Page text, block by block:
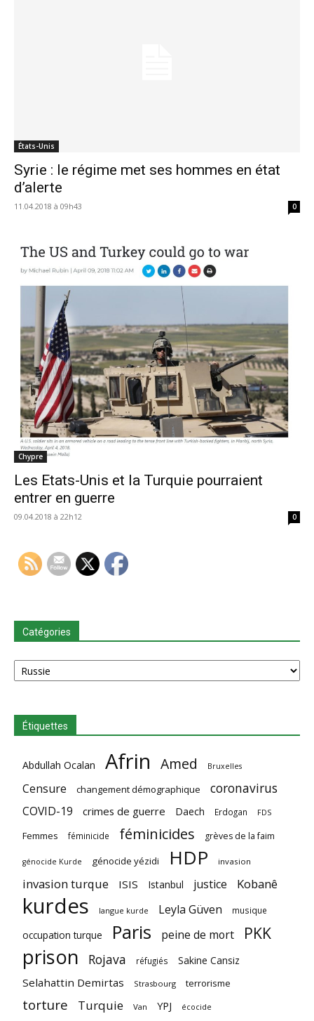
États-Unis
Syrie : le régime met ses hommes en état
d’alerte
11.04.2018 à 09h43 0
Chypre
Les Etats-Unis et la Turquie pourraient
entrer en guerre
09.04.2018 à 22h12 0
Catégories
Catégories
Étiquettes
Abdullah Ocalan Afrin Amed Bruxelles
Censure changement démographique coronavirus
COVID-19 crimes de guerre Daech Erdogan FDS
Femmes féminicide féminicides grèves de la faim
génocide Kurde génocide yézidi HDP invasion
invasion turque ISIS Istanbul justice Kobanê
kurdes langue kurde Leyla Güven musique
occupation turque Paris peine de mort PKK
prison Rojava réfugiés Sakine Cansiz
Selahattin Demirtas Strasbourg terrorisme
torture Turquie Van YPJ écocide